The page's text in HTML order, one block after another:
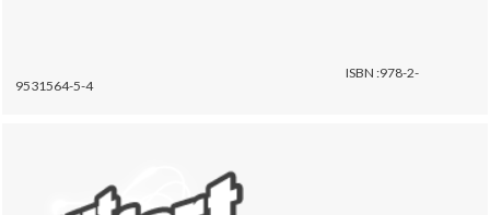
ISBN :978-2-
9531564-5-4